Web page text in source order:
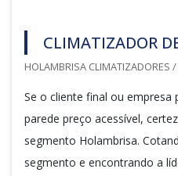
CLIMATIZADOR
HOLAMBRISA CLIMATIZADORES
Se o cliente final ou empresa
parede preço acessível,
segmento Holambrisa.
segmento e encontrando a